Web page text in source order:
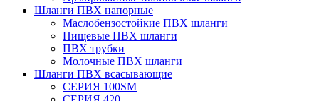
Шланги ПВХ напорные
Маслобензостойкие ПВХ шланги
Пищевые ПВХ шланги
ПВХ трубки
Молочные ПВХ шланги
Шланги ПВХ всасывающие
СЕРИЯ 100SM